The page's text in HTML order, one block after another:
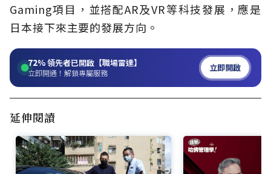
Gaming項目，並搭配AR及VR等科技發展，應是
日本接下來主要的發展方向。
72%領先者已開啟【職場雷達】
立即開通！解鎖專屬服務 立即開啟
延伸閱讀